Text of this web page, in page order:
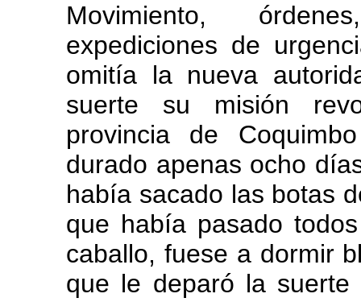
Movimiento,
expediciones de
omitía la nueva
suerte su misión
provincia de
durado apenas ocho
había sacado las botas
que había pasado
caballo, fuese a dormir
que le deparó la